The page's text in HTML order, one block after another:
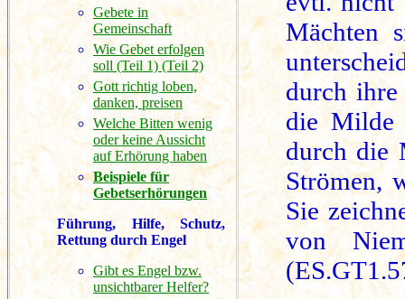
Gebete in
Gemeinschaft
Wie Gebet erfolgen
soll (Teil 1) (Teil 2)
Gott richtig loben,
danken, preisen
Welche Bitten wenig
oder keine Aussicht
auf Erhörung haben
Beispiele für
Gebetserhörungen
Führung, Hilfe, Schutz,
Rettung durch Engel
Gibt es Engel bzw.
unsichtbarer Helfer?
Mächten
durch ihre
die Milde
durch die
Strömen,
Sie
von